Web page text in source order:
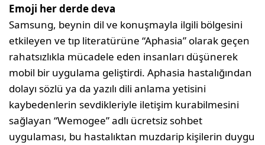
Emoji her derde deva
Samsung, beynin dil ve konuşmayla ilgili bölgesini
etkileyen ve tıp literatürüne “Aphasia” olarak geçen
rahatsızlıkla mücadele eden insanları düşünerek
mobil bir uygulama geliştirdi. Aphasia hastalığından
dolayı sözlü ya da yazılı dili anlama yetisini
kaybedenlerin sevdikleriyle iletişim kurabilmesini
sağlayan “Wemogee” adlı ücretsiz sohbet
uygulaması, bu hastalıktan muzdarip kişilerin duygu